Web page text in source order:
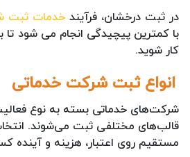
در ثبت درخشان، فرآیند خدمات ثبت
با کمترین پیچیدگی انجام می شود تا
کار شوید.
انواع ثبت شرکت خدماتی
شرکت‌های خدماتی بسته به نوع
قالب‌های مختلفی ثبت می‌شوند.
مستقیم روی اعتبار، هزینه و آینده